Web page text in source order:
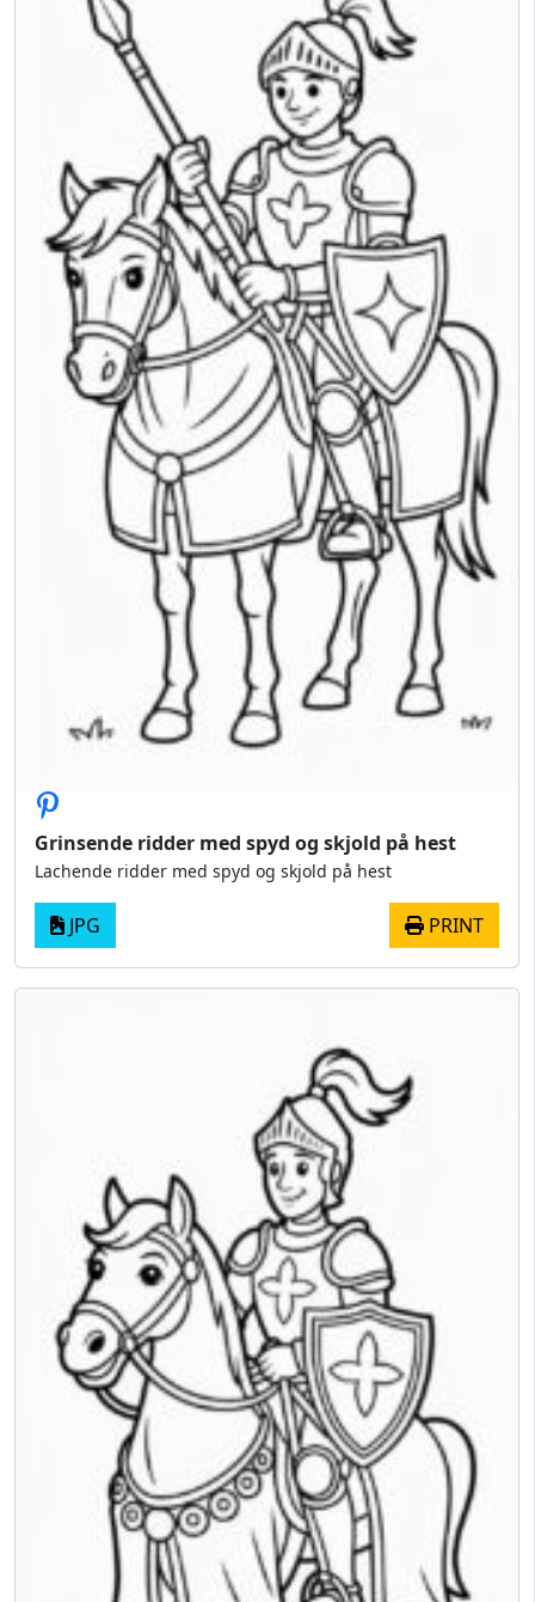
Grinsende ridder med spyd og skjold på hest
Lachende ridder med spyd og skjold på hest
JPG PRINT